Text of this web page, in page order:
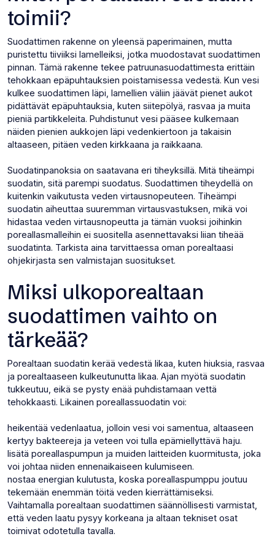
toimii?
Suodattimen rakenne on yleensä paperimainen, mutta
puristettu tiiviiksi lamelleiksi, jotka muodostavat suodattimen
pinnan. Tämä rakenne tekee patruunasuodattimesta erittäin
tehokkaan epäpuhtauksien poistamisessa vedestä. Kun vesi
kulkee suodattimen läpi, lamellien väliin jäävät pienet aukot
pidättävät epäpuhtauksia, kuten siitepölyä, rasvaa ja muita
pieniä partikkeleita. Puhdistunut vesi pääsee kulkemaan
näiden pienien aukkojen läpi vedenkiertoon ja takaisin
altaaseen, pitäen veden kirkkaana ja raikkaana.
Suodatinpanoksia on saatavana eri tiheyksillä. Mitä tiheämpi
suodatin, sitä parempi suodatus. Suodattimen tiheydellä on
kuitenkin vaikutusta veden virtausnopeuteen. Tiheämpi
suodatin aiheuttaa suuremman virtausvastuksen, mikä voi
hidastaa veden virtausnopeutta ja tämän vuoksi joihinkin
poreallasmalleihin ei suositella asennettavaksi liian tiheää
suodatinta. Tarkista aina tarvittaessa oman porealtaasi
ohjekirjasta sen valmistajan suositukset.
Miksi ulkoporealtaan
suodattimen vaihto on
tärkeää?
Porealtaan suodatin kerää vedestä likaa, kuten hiuksia, rasvaa
ja porealtaaseen kulkeutunutta likaa. Ajan myötä suodatin
tukkeutuu, eikä se pysty enää puhdistamaan vettä
tehokkaasti. Likainen poreallassuodatin voi:
heikentää vedenlaatua, jolloin vesi voi samentua, altaaseen
kertyy bakteereja ja veteen voi tulla epämiellyttävä haju.
lisätä poreallaspumpun ja muiden laitteiden kuormitusta, joka
voi johtaa niiden ennenaikaiseen kulumiseen.
nostaa energian kulutusta, koska poreallaspumppu joutuu
tekemään enemmän töitä veden kierrättämiseksi.
Vaihtamalla porealtaan suodattimen säännöllisesti varmistat,
että veden laatu pysyy korkeana ja altaan tekniset osat
toimivat odotetulla tavalla.